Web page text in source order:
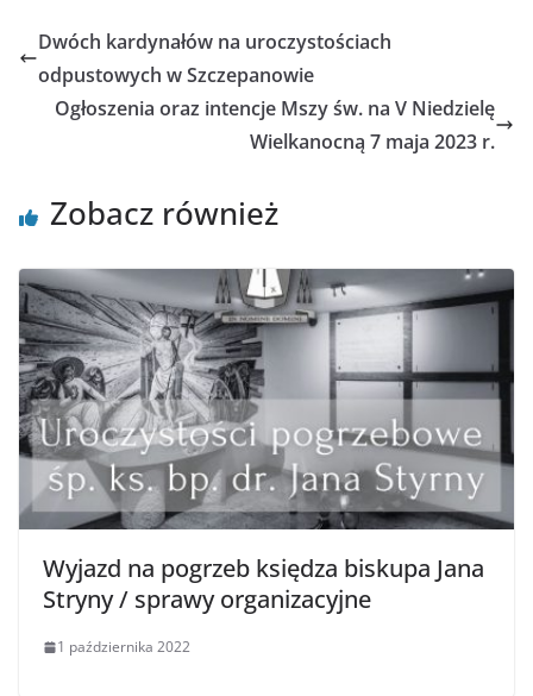
Dwóch kardynałów na uroczystościach
odpustowych w Szczepanowie
Ogłoszenia oraz intencje Mszy św. na V Niedzielę
Wielkanocną 7 maja 2023 r.
Zobacz również
Wyjazd na pogrzeb księdza biskupa Jana
Stryny / sprawy organizacyjne
1 października 2022